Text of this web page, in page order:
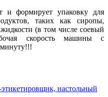
и формирует упаковку для
таких как сиропы,
(в том числе соевый
скорость машины с
минуту!!!